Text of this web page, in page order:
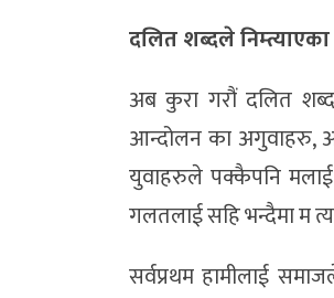
दलित शब्दले
अब कुरा गरौं दलित
आन्दोलन का अगुवाहरु,
युवाहरुले पक्कैपनि
गलतलाई सहि भन्दैमा म
सर्वप्रथम हामीलाई